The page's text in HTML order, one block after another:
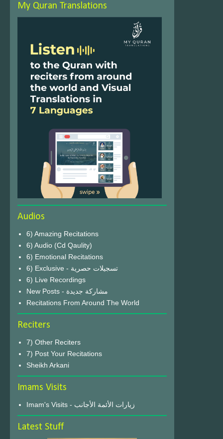
My Quran Translations
Audios
6) Amazing Recitations
6) Audio (Cd Qaulity)
6) Emotional Recitations
6) Exclusive - تسجيلات حصرية
6) Live Recordings
New Posts - مشاركة جديدة
Recitations From Around The World
Reciters
7) Other Reciters
7) Post Your Recitations
Sheikh Arkani
Imams Visits
Imam's Visits - زيارات الأئمة الأجانب
Latest Stuff